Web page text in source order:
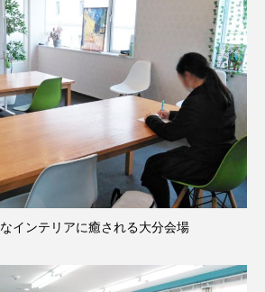
インテリアに癒される大分会場